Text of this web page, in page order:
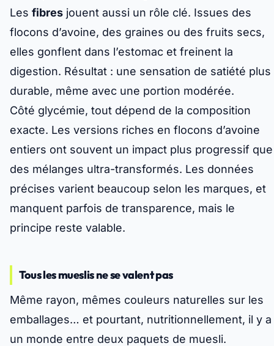
Les fibres jouent aussi un rôle clé. Issues des
flocons d’avoine, des graines ou des fruits secs,
elles gonflent dans l’estomac et freinent la
digestion. Résultat : une sensation de satiété plus
durable, même avec une portion modérée.
Côté glycémie, tout dépend de la composition
exacte. Les versions riches en flocons d’avoine
entiers ont souvent un impact plus progressif que
des mélanges ultra-transformés. Les données
précises varient beaucoup selon les marques, et
manquent parfois de transparence, mais le
principe reste valable.
Tous les mueslis ne se valent pas
Même rayon, mêmes couleurs naturelles sur les
emballages… et pourtant, nutritionnellement, il y a
un monde entre deux paquets de muesli.